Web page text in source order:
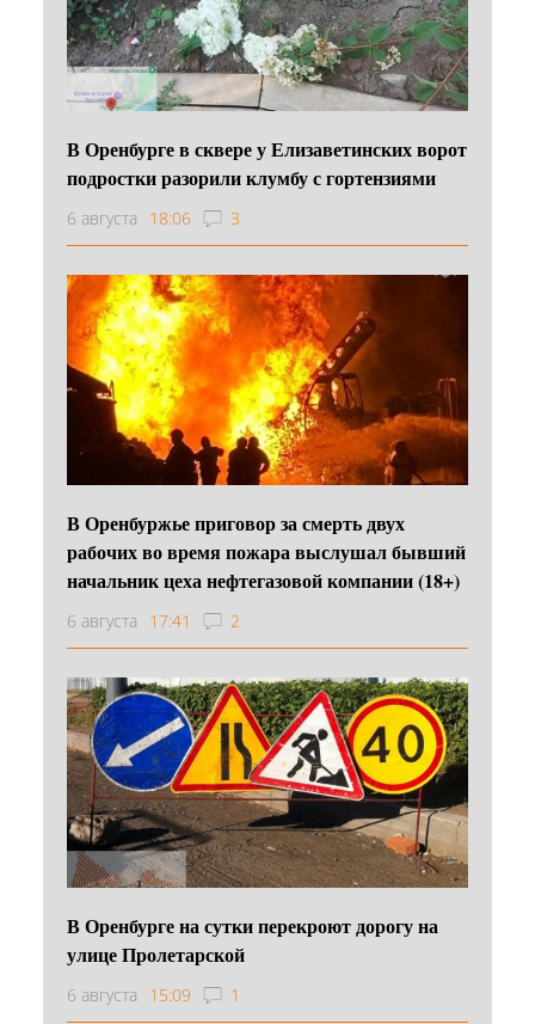
В Оренбурге в сквере у Елизаветинских ворот
подростки разорили клумбу с гортензиями
6 августа 18:06 3
В Оренбуржье приговор за смерть двух
рабочих во время пожара выслушал бывший
начальник цеха нефтегазовой компании (18+)
6 августа 17:41 2
В Оренбурге на сутки перекроют дорогу на
улице Пролетарской
6 августа 15:09 1